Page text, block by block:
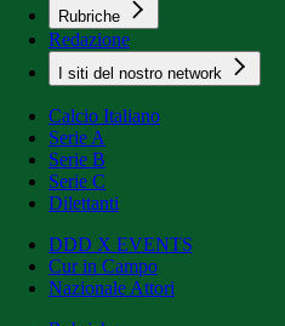
Rubriche
Redazione
I siti del nostro network
Calcio Italiano
Serie A
Serie B
Serie C
Dilettanti
DDD X EVENTS
Cur in Campo
Nazionale Attori